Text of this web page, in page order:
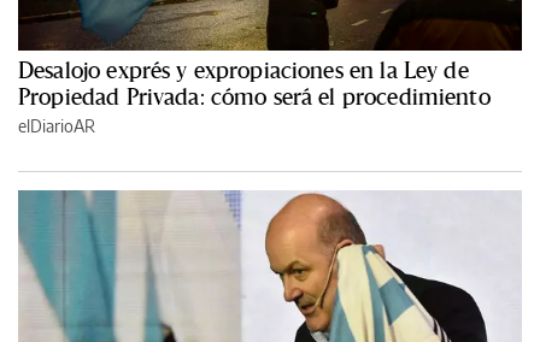
Desalojo exprés y expropiaciones en la Ley de
Propiedad Privada: cómo será el procedimiento
elDiarioAR